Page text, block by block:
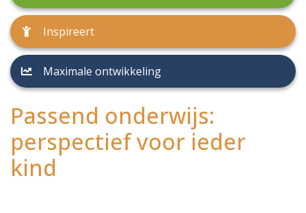
Inspireert
Maximale ontwikkeling
Passend onderwijs:
perspectief voor ieder
kind